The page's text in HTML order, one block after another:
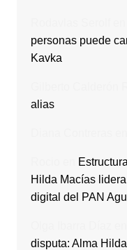
personas puede
Kavka
alias
Hilda Macías
digital del PAN
disputa: Alma